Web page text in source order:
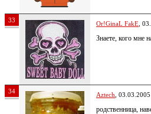
33 Or!GinaL FakE ,
Знаете, кого мне
34 Aztech ,
родственница,